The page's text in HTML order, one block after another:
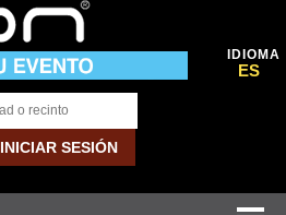
IDIOMA
ES
INICIAR SESIÓN